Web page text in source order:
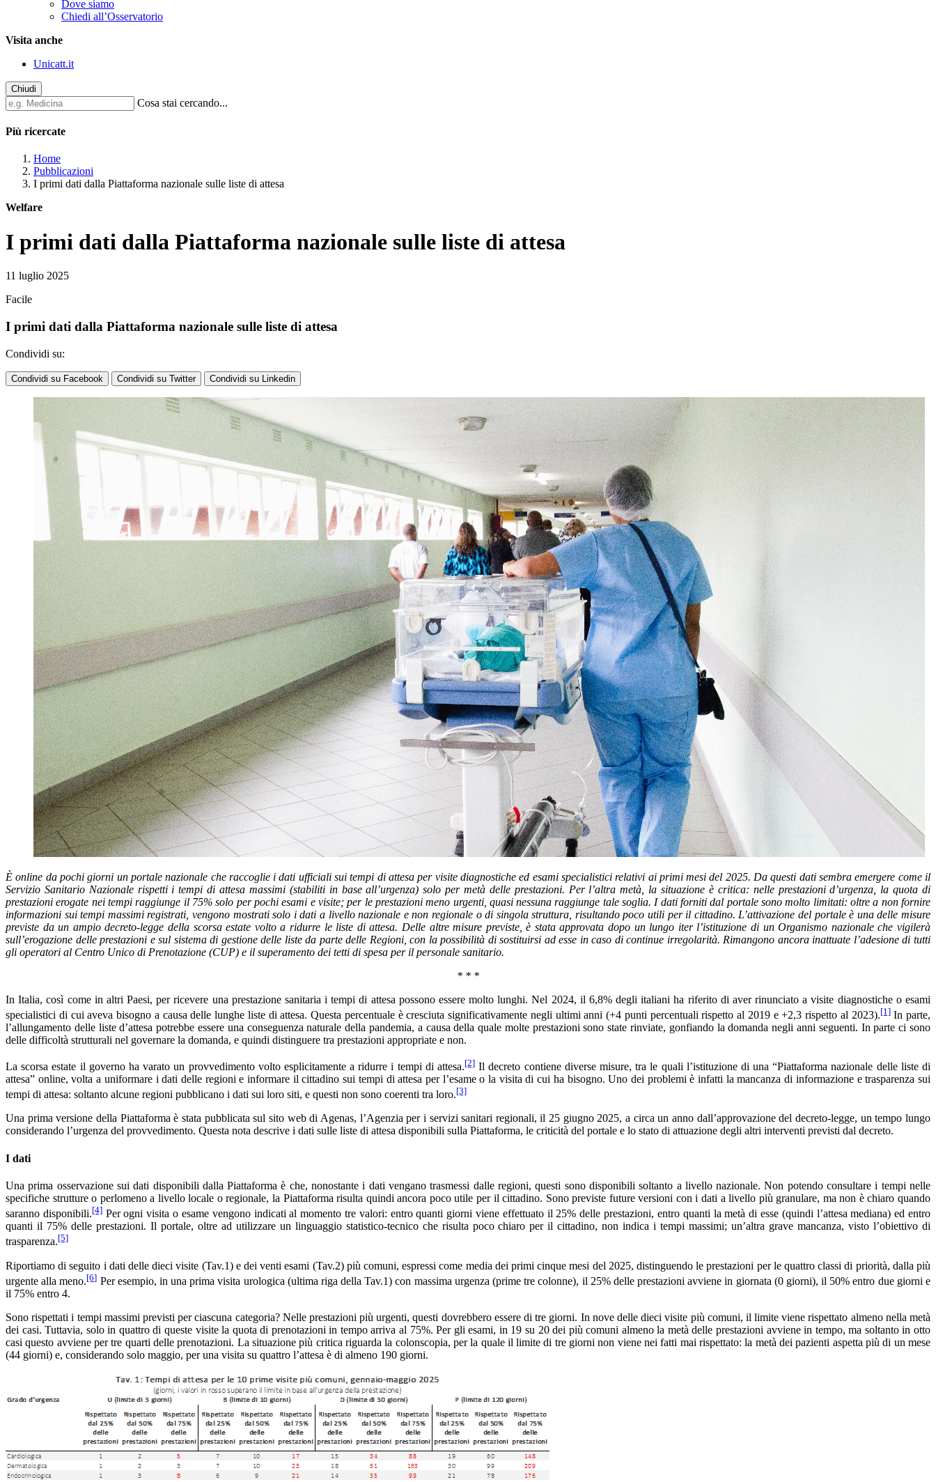
Dove siamo
Chiedi all’Osservatorio
Visita anche
Unicatt.it
Chiudi
Cosa stai cercando...
Più ricercate
Home
Pubblicazioni
I primi dati dalla Piattaforma nazionale sulle liste di attesa
Welfare
I primi dati dalla Piattaforma nazionale sulle liste di attesa
11 luglio 2025
Facile
I primi dati dalla Piattaforma nazionale sulle liste di attesa
Condividi su:
Condividi su Facebook Condividi su Twitter Condividi su Linkedin
È online da pochi giorni un portale nazionale che raccoglie i dati ufficiali sui tempi di attesa per visite diagnostiche ed esami specialistici relativi ai primi mesi del 2025. Da questi dati sembra emergere come il
Servizio Sanitario Nazionale rispetti i tempi di attesa massimi (stabiliti in base all’urgenza) solo per metà delle prestazioni. Per l’altra metà, la situazione è critica: nelle prestazioni d’urgenza, la quota di
prestazioni erogate nei tempi raggiunge il 75% solo per pochi esami e visite; per le prestazioni meno urgenti, quasi nessuna raggiunge tale soglia. I dati forniti dal portale sono molto limitati: oltre a non fornire
informazioni sui tempi massimi registrati, vengono mostrati solo i dati a livello nazionale e non regionale o di singola struttura, risultando poco utili per il cittadino. L’attivazione del portale è una delle misure
previste da un ampio decreto-legge della scorsa estate volto a ridurre le liste di attesa. Delle altre misure previste, è stata approvata dopo un lungo iter l’istituzione di un Organismo nazionale che vigilerà
sull’erogazione delle prestazioni e sul sistema di gestione delle liste da parte delle Regioni, con la possibilità di sostituirsi ad esse in caso di continue irregolarità. Rimangono ancora inattuate l’adesione di tutti
gli operatori al Centro Unico di Prenotazione (CUP) e il superamento dei tetti di spesa per il personale sanitario.
* * *
In Italia, così come in altri Paesi, per ricevere una prestazione sanitaria i tempi di attesa possono essere molto lunghi. Nel 2024, il 6,8% degli italiani ha riferito di aver rinunciato a visite diagnostiche o esami
specialistici di cui aveva bisogno a causa delle lunghe liste di attesa. Questa percentuale è cresciuta significativamente negli ultimi anni (+4 punti percentuali rispetto al 2019 e +2,3 rispetto al 2023).[1]In parte,
l’allungamento delle liste d’attesa potrebbe essere una conseguenza naturale della pandemia, a causa della quale molte prestazioni sono state rinviate, gonfiando la domanda negli anni seguenti. In parte ci sono
delle difficoltà strutturali nel governare la domanda, e quindi distinguere tra prestazioni appropriate e non.
La scorsa estate il governo ha varato un provvedimento volto esplicitamente a ridurre i tempi di attesa.[2] Il decreto contiene diverse misure, tra le quali l’istituzione di una “Piattaforma nazionale delle liste di
attesa” online, volta a uniformare i dati delle regioni e informare il cittadino sui tempi di attesa per l’esame o la visita di cui ha bisogno. Uno dei problemi è infatti la mancanza di informazione e trasparenza sui
tempi di attesa: soltanto alcune regioni pubblicano i dati sui loro siti, e questi non sono coerenti tra loro.[3]
Una prima versione della Piattaforma è stata pubblicata sul sito web di Agenas, l’Agenzia per i servizi sanitari regionali, il 25 giugno 2025, a circa un anno dall’approvazione del decreto-legge, un tempo lungo
considerando l’urgenza del provvedimento. Questa nota descrive i dati sulle liste di attesa disponibili sulla Piattaforma, le criticità del portale e lo stato di attuazione degli altri interventi previsti dal decreto.
I dati
Una prima osservazione sui dati disponibili dalla Piattaforma è che, nonostante i dati vengano trasmessi dalle regioni, questi sono disponibili soltanto a livello nazionale. Non potendo consultare i tempi nelle
specifiche strutture o perlomeno a livello locale o regionale, la Piattaforma risulta quindi ancora poco utile per il cittadino. Sono previste future versioni con i dati a livello più granulare, ma non è chiaro quando
saranno disponibili.[4]Per ogni visita o esame vengono indicati al momento tre valori: entro quanti giorni viene effettuato il 25% delle prestazioni, entro quanti la metà di esse (quindi l’attesa mediana) ed entro
quanti il 75% delle prestazioni. Il portale, oltre ad utilizzare un linguaggio statistico-tecnico che risulta poco chiaro per il cittadino, non indica i tempi massimi; un’altra grave mancanza, visto l’obiettivo di
trasparenza.[5]
Riportiamo di seguito i dati delle dieci visite (Tav.1) e dei venti esami (Tav.2) più comuni, espressi come media dei primi cinque mesi del 2025, distinguendo le prestazioni per le quattro classi di priorità, dalla più
urgente alla meno.[6] Per esempio, in una prima visita urologica (ultima riga della Tav.1) con massima urgenza (prime tre colonne), il 25% delle prestazioni avviene in giornata (0 giorni), il 50% entro due giorni e
il 75% entro 4.
Sono rispettati i tempi massimi previsti per ciascuna categoria? Nelle prestazioni più urgenti, questi dovrebbero essere di tre giorni. In nove delle dieci visite più comuni, il limite viene rispettato almeno nella metà
dei casi. Tuttavia, solo in quattro di queste visite la quota di prenotazioni in tempo arriva al 75%. Per gli esami, in 19 su 20 dei più comuni almeno la metà delle prestazioni avviene in tempo, ma soltanto in otto
casi questo avviene per tre quarti delle prenotazioni. La situazione più critica riguarda la colonscopia, per la quale il limite di tre giorni non viene nei fatti mai rispettato: la metà dei pazienti aspetta più di un mese
(44 giorni) e, considerando solo maggio, per una visita su quattro l’attesa è di almeno 190 giorni.